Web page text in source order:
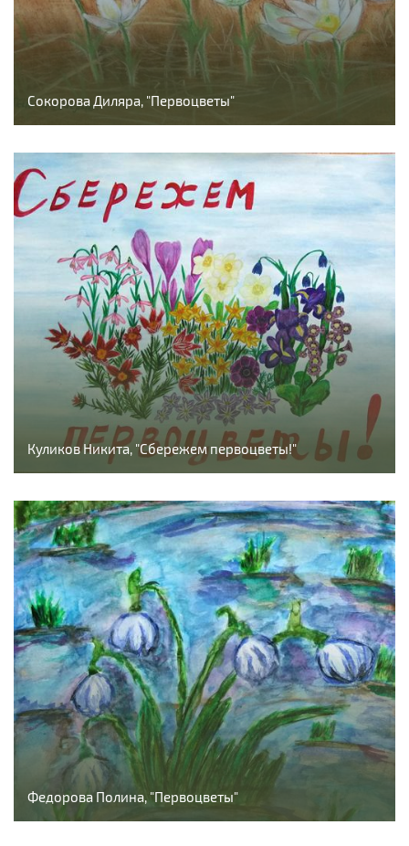
Сокорова Диляра, "Первоцветы"
Куликов Никита, "Сбережем первоцветы!"
Федорова Полина, "Первоцветы"